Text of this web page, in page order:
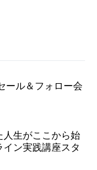
ール＆フォロー会
人生がここから始
ン実践講座スタ